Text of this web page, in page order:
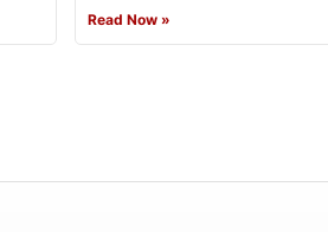
Read Now »